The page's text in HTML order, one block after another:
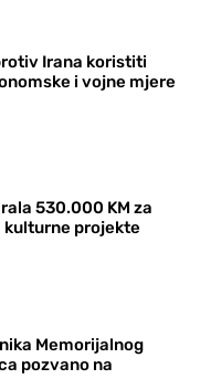
Irana koristiti
i vojne mjere
530.000 KM za
projekte
Memorijalnog
pozvano na